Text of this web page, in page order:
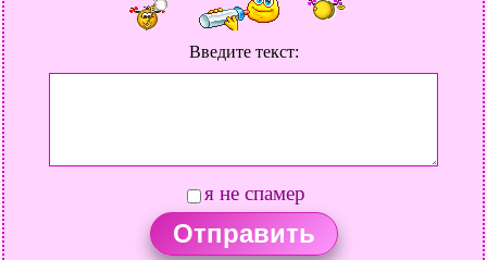
Введите текст:
я не спамер